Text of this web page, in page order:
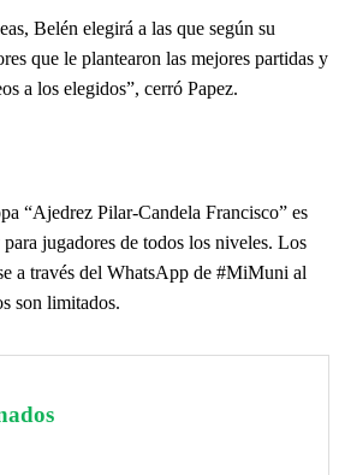
Belén elegirá a las que según su
que le plantearon las mejores partidas y
a los elegidos”, cerró Papez.
“Ajedrez Pilar-Candela Francisco” es
jugadores de todos los niveles. Los
a través del WhatsApp de #MiMuni al
son limitados.